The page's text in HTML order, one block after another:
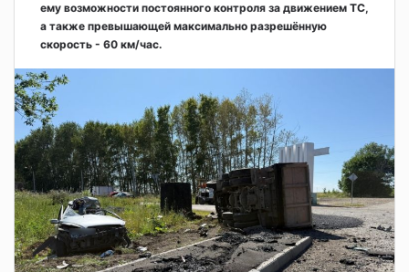
ему возможности постоянного контроля за движением ТС,
а также превышающей максимально разрешённую
скорость - 60 км/час.